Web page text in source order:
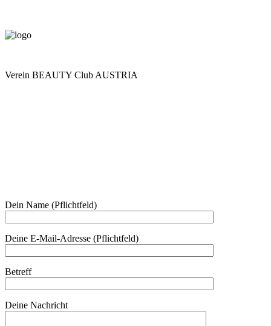
Verein BEAUTY Club AUSTRIA
Dein Name (Pflichtfeld)
Deine E-Mail-Adresse (Pflichtfeld)
Betreff
Deine Nachricht